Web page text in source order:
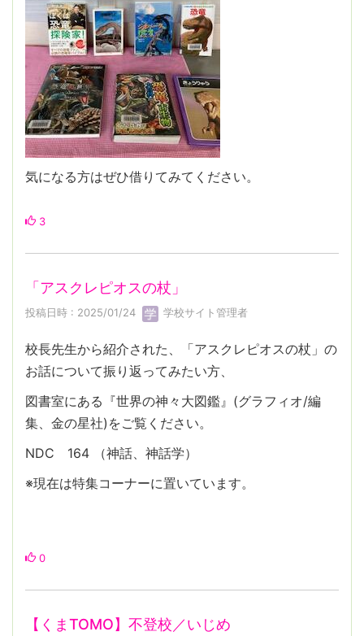
気になる方はぜひ借りてみてください。
3
「アスクレピオスの杖」
投稿日時 : 2025/01/24 学校サイト管理者
校長先生から紹介された、「アスクレピオスの杖」の
お話について振り返ってみたい方、
図書室にある『世界の神々大図鑑』(グラフィオ/編
集、金の星社)をご覧ください。
NDC 164 （神話、神話学）
※現在は特集コーナーに置いています。
0
【くまTOMO】不登校／いじめ